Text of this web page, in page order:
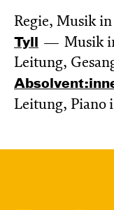
Regie, Musik in
Tyll Musik
Leitung,
Leitung, Piano